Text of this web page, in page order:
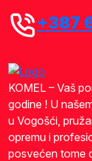
+387
KOMEL – Vaš
godine ! U
u Vogošći,
opremu i
posvećen tome